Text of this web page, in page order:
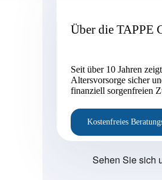
Über die TAPPE
Seit über 10 Jahren
Altersvorsorge sicher
finanziell sorgenfreien
Kostenfreies